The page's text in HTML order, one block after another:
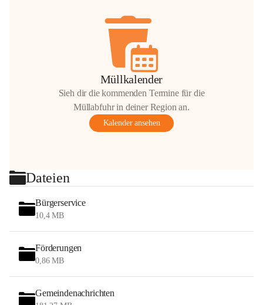
Müllkalender
Sieh dir die kommenden Termine für die
Müllabfuhr in deiner Region an.
Kalender ansehen
Dateien
Bürgerservice
10,4 MB
Förderungen
0,86 MB
Gemeindenachrichten